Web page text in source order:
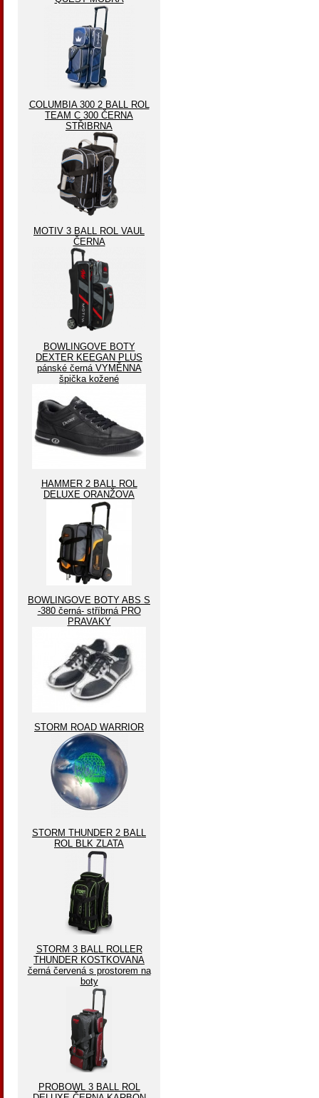
COLUMBIA 300 2 BALL ROL
TEAM C 300 ČERNA
STŘIBRNA
MOTIV 3 BALL ROL VAUL
ČERNA
BOWLINGOVE BOTY
DEXTER KEEGAN PLUS
pánské černá VYMĚNNA
špička kožené
HAMMER 2 BALL ROL
DELUXE ORANŽOVA
BOWLINGOVE BOTY ABS S
-380 černá- stříbrná PRO
PRAVAKY
STORM ROAD WARRIOR
STORM THUNDER 2 BALL
ROL BLK ZLATA
STORM 3 BALL ROLLER
THUNDER KOSTKOVANA
černá červená s prostorem na
boty
PROBOWL 3 BALL ROL